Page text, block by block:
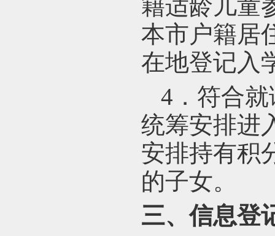
籍适龄儿童
本市户籍居
在地登记入
4 ．符合
统筹安排进
安排持有积
的子女。
三、信息登